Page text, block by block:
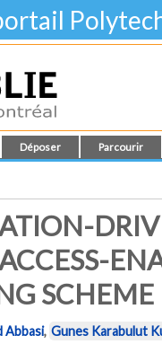
Déposer Parcourir
SCHEME
Abbasi, Gunes Karabulut